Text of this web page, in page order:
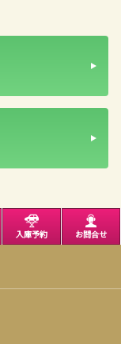
入庫予約 お問合せ